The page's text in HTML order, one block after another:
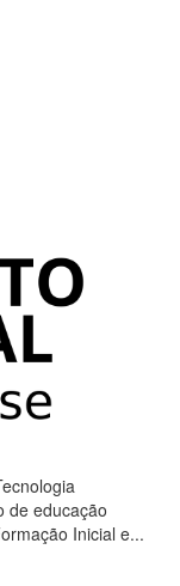
de educação
Inicial e...